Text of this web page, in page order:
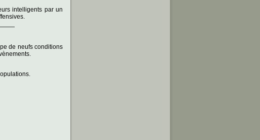
intelligents par un
de neufs conditions